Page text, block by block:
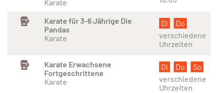
Karate
Karate für 3-6 Jährige Die
Pandas
Karate
Di
Do
verschiedene
Uhrzeiten
Karate Erwachsene
Fortgeschrittene
Karate
Di Do
So
verschiedene
Uhrzeiten